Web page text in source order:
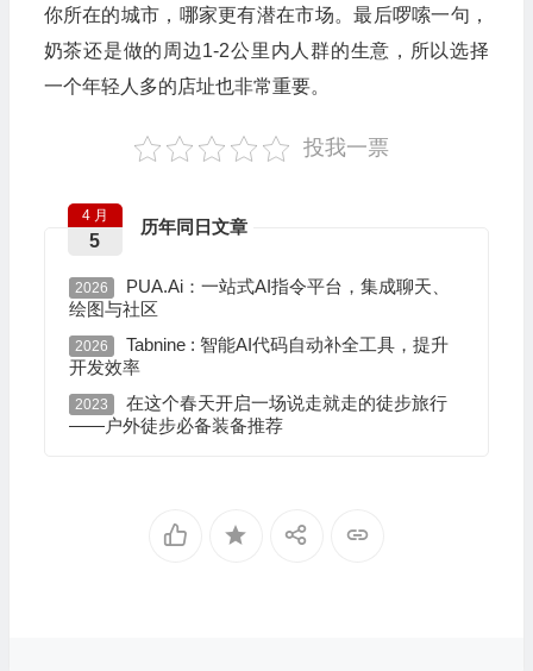
你所在的城市，哪家更有潜在市场。最后啰嗦一句，
奶茶还是做的周边1-2公里内人群的生意，所以选择
一个年轻人多的店址也非常重要。
投我一票
历年同日文章
4 月
5
2026
PUA.Ai：一站式AI指令平台，集成聊天、
绘图与社区
2026
Tabnine : 智能AI代码自动补全工具，提升
开发效率
2023
在这个春天开启一场说走就走的徒步旅行
——户外徒步必备装备推荐